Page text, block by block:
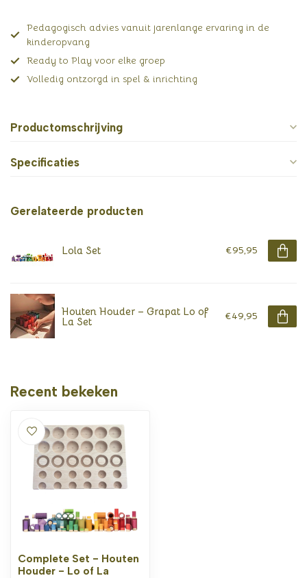
Pedagogisch advies vanuit jarenlange ervaring in de
kinderopvang
Ready to Play voor elke groep
Volledig ontzorgd in spel & inrichting
Productomschrijving
Specificaties
Gerelateerde producten
Lola Set €95,95
Houten Houder – Grapat Lo of
La Set €49,95
Recent bekeken
Complete Set - Houten
Houder - Lo of La